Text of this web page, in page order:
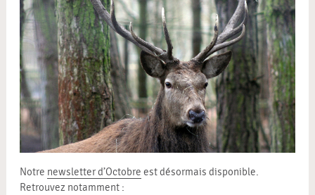
Notre newsletter d’Octobre est désormais disponible.
Retrouvez notamment :